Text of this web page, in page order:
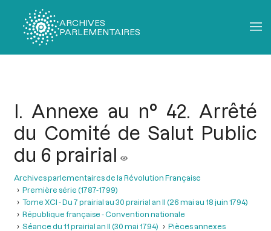
ARCHIVES
PARLEMENTAIRES
I. Annexe au n° 42. Arrêté
du Comité de Salut Public
du 6 prairial
Archives parlementaires de la Révolution Française
Première série (1787-1799)
Tome XCI - Du 7 prairial au 30 prairial an II (26 mai au 18 juin 1794)
République française - Convention nationale
Séance du 11 prairial an II (30 mai 1794)
Pièces annexes